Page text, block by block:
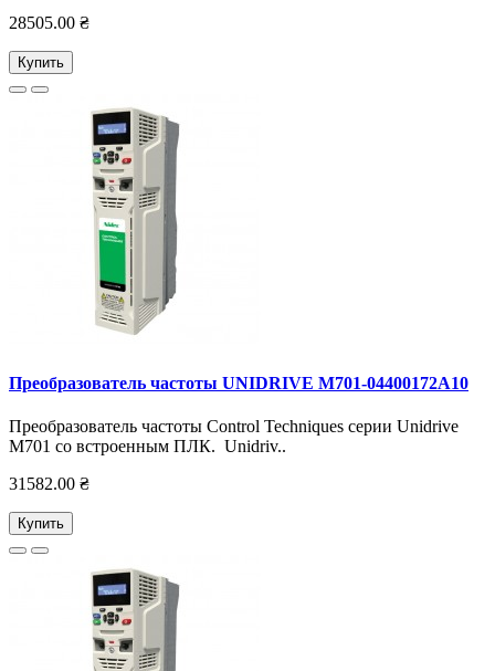
28505.00 ₴
Купить
Преобразователь частоты UNIDRIVE M701-04400172А10
Преобразователь частоты Control Techniques серии Unidrive
M701 со встроенным ПЛК. Unidriv..
31582.00 ₴
Купить